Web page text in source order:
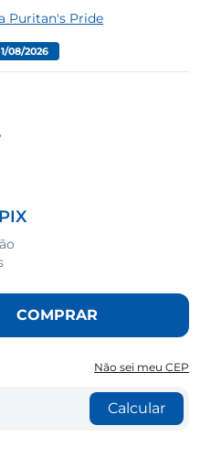
Puritan's Pride
08/2026
COMPRAR
Não sei meu CEP
Calcular